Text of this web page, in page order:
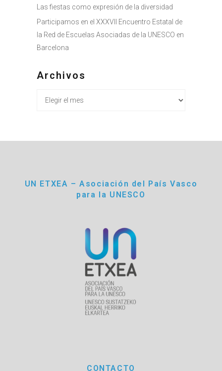
Las fiestas como expresión de la diversidad
Participamos en el XXXVII Encuentro Estatal de
la Red de Escuelas Asociadas de la UNESCO en
Barcelona
Archivos
Archivos
UN ETXEA – Asociación del País Vasco
para la UNESCO
CONTACTO